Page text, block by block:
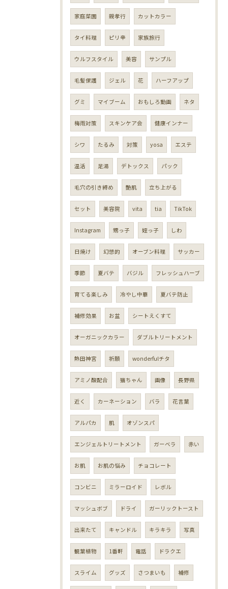
家庭菜園 親孝行 カットカラー
タイ料理 ピリ辛 家族旅行
ウルフスタイル 美容 サンプル
毛髪保護 ジェル 花 ハーフアップ
グミ マイブーム おもしろ動画 ネタ
梅雨対策 スキンケア会 健康インナー
シワ たるみ 対策 yosa エステ
温活 足湯 デトックス パック
毛穴の引き締め 艶肌 立ち上がる
セット 美容院 vita tia TikTok
Instagram 甥っ子 姪っ子 しわ
日焼け 幻想的 オーブン料理 サッカー
季節 夏バテ バジル フレッシュハーブ
育てる楽しみ 冷やし中華 夏バテ防止
補修効果 お盆 シートえくすて
オーガニックカラー ダブルトリートメント
熱田神宮 祈願 wonderfulチタ
アミノ酸配合 猫ちゃん 画像 長野県
近く カーネーション バラ 花言葉
アルパカ 肌 オゾンスパ
エンジェルトリートメント ガーベラ 赤い
お肌 お肌の悩み チョコレート
コンビニ ミラーロイド レボル
マッシュボブ ドライ ガーリックトースト
出来たて キャンドル キラキラ 写真
観葉植物 1番軒 電話 ドラクエ
スライム グッズ さつまいも 補修